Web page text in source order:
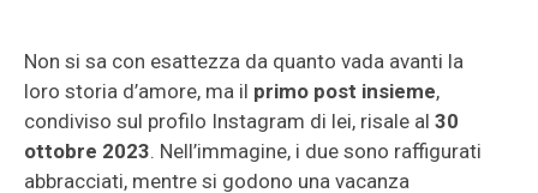
Non si sa con esattezza da quanto vada avanti la
loro storia d’amore, ma il primo post insieme,
condiviso sul profilo Instagram di lei, risale al 30
ottobre 2023. Nell’immagine, i due sono raffigurati
abbracciati, mentre si godono una vacanza